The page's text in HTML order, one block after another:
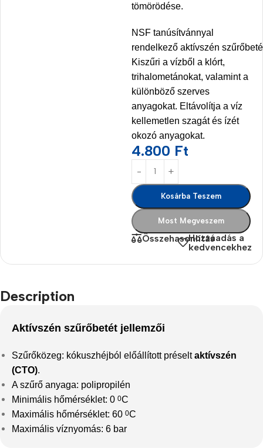
tömörödése.
NSF tanúsítvánnyal
rendelkező aktívszén
Kiszűri a vízből a klórt,
trihalometánokat, valamint a
különböző szerves
anyagokat. Eltávolítja a víz
kellemetlen szagát és ízét
okozó anyagokat.
4.800 Ft
Kosárba Teszem
Most Megveszem
ÖsszehasonlításHozzáadás a
kedvencekhez
Description
Aktívszén szűrőbetét jellemzői
Szűrőközeg: kókuszhéjból előállított préseltaktívszén
(CTO).
A szűrő anyaga: polipropilén
Minimális hőmérséklet: 0 0C
Maximális hőmérséklet: 60 0C
Maximális víznyomás: 6 bar